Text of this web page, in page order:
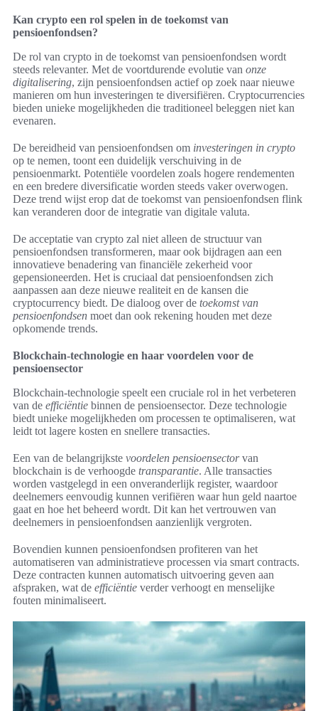
Kan crypto een rol spelen in de toekomst van
pensioenfondsen?
De rol van crypto in de toekomst van pensioenfondsen wordt
steeds relevanter. Met de voortdurende evolutie van onze
digitalisering, zijn pensioenfondsen actief op zoek naar nieuwe
manieren om hun investeringen te diversifiëren. Cryptocurrencies
bieden unieke mogelijkheden die traditioneel beleggen niet kan
evenaren.
De bereidheid van pensioenfondsen om investeringen in crypto
op te nemen, toont een duidelijk verschuiving in de
pensioenmarkt. Potentiële voordelen zoals hogere rendementen
en een bredere diversificatie worden steeds vaker overwogen.
Deze trend wijst erop dat de toekomst van pensioenfondsen flink
kan veranderen door de integratie van digitale valuta.
De acceptatie van crypto zal niet alleen de structuur van
pensioenfondsen transformeren, maar ook bijdragen aan een
innovatieve benadering van financiële zekerheid voor
gepensioneerden. Het is cruciaal dat pensioenfondsen zich
aanpassen aan deze nieuwe realiteit en de kansen die
cryptocurrency biedt. De dialoog over de toekomst van
pensioenfondsen moet dan ook rekening houden met deze
opkomende trends.
Blockchain-technologie en haar voordelen voor de
pensioensector
Blockchain-technologie speelt een cruciale rol in het verbeteren
van de efficiëntie binnen de pensioensector. Deze technologie
biedt unieke mogelijkheden om processen te optimaliseren, wat
leidt tot lagere kosten en snellere transacties.
Een van de belangrijkste voordelen pensioensectorvan
blockchain is de verhoogde transparantie. Alle transacties
worden vastgelegd in een onveranderlijk register, waardoor
deelnemers eenvoudig kunnen verifiëren waar hun geld naartoe
gaat en hoe het beheerd wordt. Dit kan het vertrouwen van
deelnemers in pensioenfondsen aanzienlijk vergroten.
Bovendien kunnen pensioenfondsen profiteren van het
automatiseren van administratieve processen via smart contracts.
Deze contracten kunnen automatisch uitvoering geven aan
afspraken, wat de efficiëntie verder verhoogt en menselijke
fouten minimaliseert.